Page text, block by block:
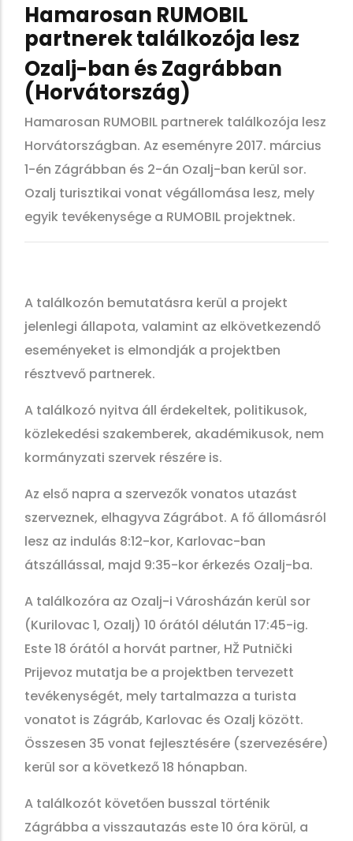
Hamarosan RUMOBIL
partnerek találkozója lesz
Ozalj-ban és Zagrábban
(Horvátország)
Hamarosan RUMOBIL partnerek találkozója lesz
Horvátországban. Az eseményre 2017. március
1-én Zágrábban és 2-án Ozalj-ban kerül sor.
Ozalj turisztikai vonat végállomása lesz, mely
egyik tevékenysége a RUMOBIL projektnek.
A találkozón bemutatásra kerül a projekt
jelenlegi állapota, valamint az elkövetkezendő
eseményeket is elmondják a projektben
résztvevő partnerek.
A találkozó nyitva áll érdekeltek, politikusok,
közlekedési szakemberek, akadémikusok, nem
kormányzati szervek részére is.
Az első napra a szervezők vonatos utazást
szerveznek, elhagyva Zágrábot. A fő állomásról
lesz az indulás 8:12-kor, Karlovac-ban
átszállással, majd 9:35-kor érkezés Ozalj-ba.
A találkozóra az Ozalj-i Városházán kerül sor
(Kurilovac 1, Ozalj) 10 órától délután 17:45-ig.
Este 18 órától a horvát partner, HŽ Putnički
Prijevoz mutatja be a projektben tervezett
tevékenységét, mely tartalmazza a turista
vonatot is Zágráb, Karlovac és Ozalj között.
Összesen 35 vonat fejlesztésére (szervezésére)
kerül sor a következő 18 hónapban.
A találkozót követően busszal történik
Zágrábba a visszautazás este 10 óra körül, a